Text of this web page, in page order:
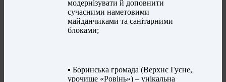
модернізувати й доповнити
сучасними наметовими
майданчиками та санітарними
блоками;
▪️ Боринська громада (Верхнє Гусне,
урочище «Ровінь») – унікальна